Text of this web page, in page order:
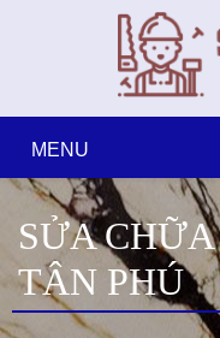
MENU
SỬA
TÂN PHÚ